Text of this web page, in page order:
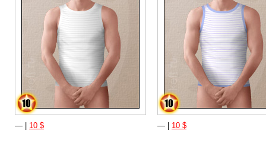
— | 10 $ — | 10 $